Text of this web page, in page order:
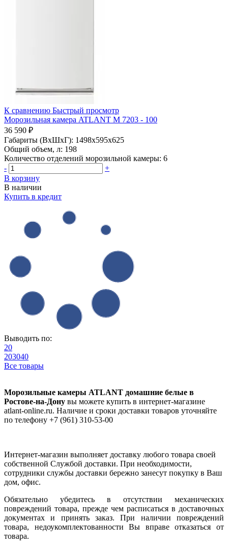
К сравнению Быстрый просмотр
Морозильная камера ATLANT М 7203 - 100
36 590 ₽
Габариты (ВхШхГ): 1498x595x625
Общий объем, л: 198
Количество отделений морозильной камеры: 6
-
+
В корзину
В наличии
Купить в кредит
Выводить по:
20
203040
Все товары
Морозильные камеры ATLANT домашние белые в
Ростове-на-Дону вы можете купить в интернет-магазине
atlant-online.ru. Наличие и сроки доставки товаров уточняйте
по телефону +7 (961) 310-53-00
Интернет-магазин выполняет доставку любого товара своей
собственной Службой доставки. При необходимости,
сотрудники службы доставки бережно занесут покупку в Ваш
дом, офис.
Обязательно убедитесь в отсутствии механических
повреждений товара, прежде чем расписаться в доставочных
документах и принять заказ. При наличии повреждений
товара, недоукомплектованности Вы вправе отказаться от
товара.